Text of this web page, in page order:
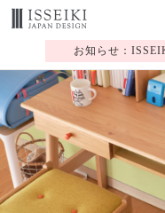
お知らせ：